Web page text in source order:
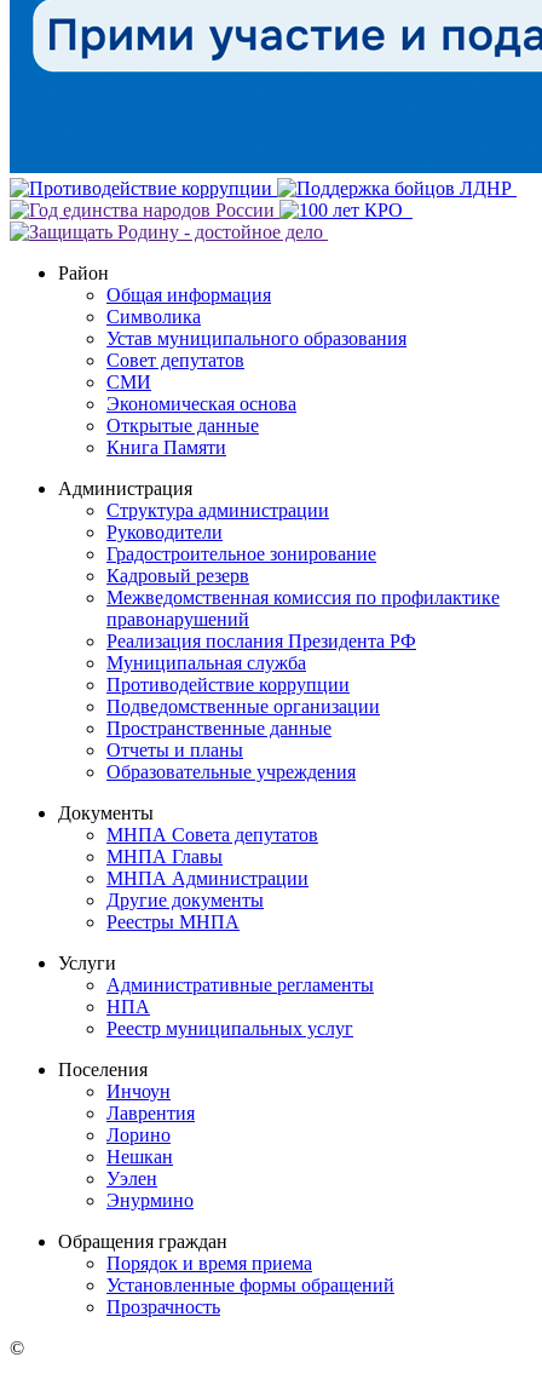
Район
Общая информация
Символика
Устав муниципального образования
Совет депутатов
СМИ
Экономическая основа
Открытые данные
Книга Памяти
Администрация
Структура администрации
Руководители
Градостроительное зонирование
Кадровый резерв
Межведомственная комиссия по профилактике
правонарушений
Реализация послания Президента РФ
Муниципальная служба
Противодействие коррупции
Подведомственные организации
Пространственные данные
Отчеты и планы
Образовательные учреждения
Документы
МНПА Совета депутатов
МНПА Главы
МНПА Администрации
Другие документы
Реестры МНПА
Услуги
Административные регламенты
НПА
Реестр муниципальных услуг
Поселения
Инчоун
Лаврентия
Лорино
Нешкан
Уэлен
Энурмино
Обращения граждан
Порядок и время приема
Установленные формы обращений
Прозрачность
©